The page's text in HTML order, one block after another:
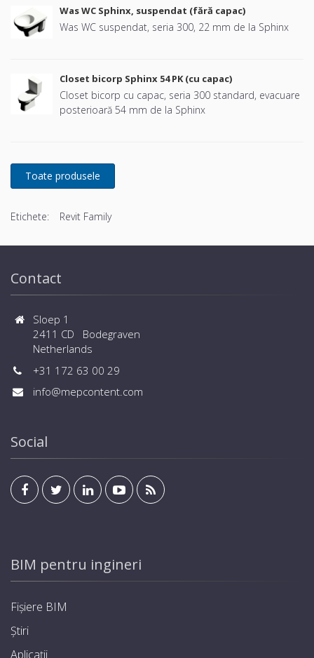
Was WC Sphinx, suspendat (fără capac)
Was WC suspendat, seria 300, 22 mm de la Sphinx
Closet bicorp Sphinx 54 PK (cu capac)
Closet bicorp cu capac, seria 300 standard, evacuare
posterioară 54 mm de la Sphinx
Etichete: Revit Family
Contact
Sloep 1
2411 CD Bodegraven
Netherlands
+31 172 63 00 29
info@mepcontent.com
Social
BIM pentru ingineri
Fișiere BIM
Știri
Aplicații